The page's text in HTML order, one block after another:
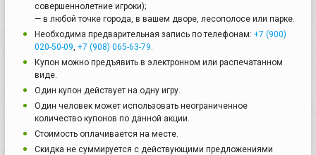
совершеннолетние игроки);
— в любой точке города, в вашем дворе, лесополосе или парке.
Необходима предварительная запись по телефонам: +7 (900)
020-50-09 +7 (908) 065-63-79
Купон можно предъявить в электронном или распечатанном
виде.
Один купон действует на одну игру.
Один человек может использовать неограниченное
количество купонов по данной акции.
Стоимость оплачивается на месте.
Скидка не суммируется с действующими предложениями